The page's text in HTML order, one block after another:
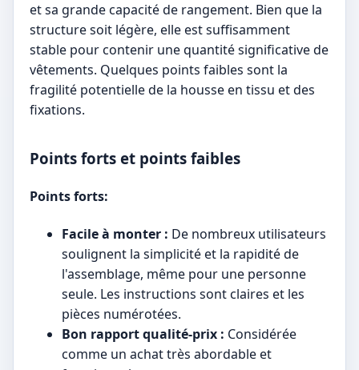
et sa grande capacité de rangement. Bien que la
structure soit légère, elle est suffisamment
stable pour contenir une quantité significative de
vêtements. Quelques points faibles sont la
fragilité potentielle de la housse en tissu et des
fixations.
Points forts et points faibles
Points forts:
Facile à monter : De nombreux utilisateurs
soulignent la simplicité et la rapidité de
l'assemblage, même pour une personne
seule. Les instructions sont claires et les
pièces numérotées.
Bon rapport qualité-prix : Considérée
comme un achat très abordable et